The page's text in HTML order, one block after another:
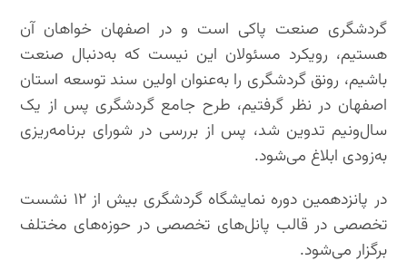
️گردشگری صنعت پاکی است و در اصفهان خواهان آن
هستیم، رویکرد مسئولان این نیست که به‌دنبال صنعت
باشیم، رونق گردشگری را به‌عنوان اولین سند توسعه استان
اصفهان در نظر گرفتیم، طرح جامع گردشگری پس از یک
سال‌ونیم تدوین شد، پس از بررسی در شورای برنامه‌ریزی
به‌زودی ابلاغ می‌شود.
️در پانزدهمین دوره نمایشگاه گردشگری بیش از ۱۲ نشست
تخصصی در قالب پانل‌های تخصصی در حوزه‌های مختلف
برگزار می‌شود.